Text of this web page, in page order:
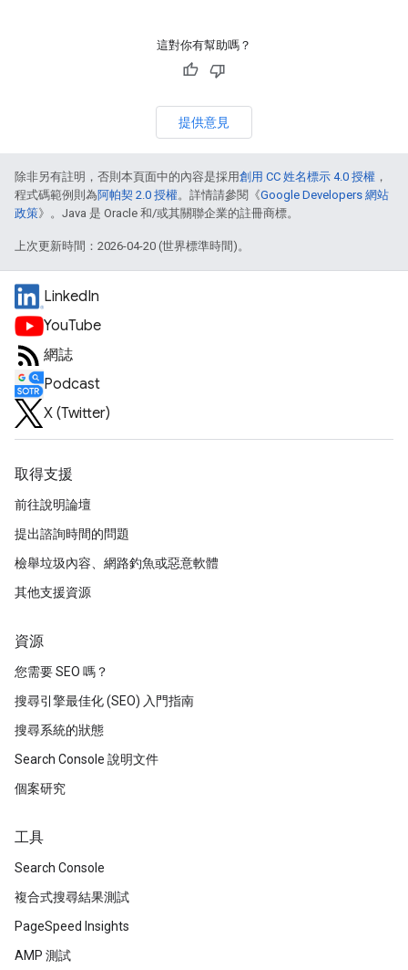
這對你有幫助嗎？
提供意見
除非另有註明，否則本頁面中的內容是採用創用 CC 姓名標示 4.0 授權 ，
程式碼範例則為阿帕契 2.0 授權。詳情請參閱《Google Developers 網站
政策》。Java 是 Oracle 和/或其關聯企業的註冊商標。
上次更新時間：2026-04-20 (世界標準時間)。
LinkedIn
YouTube
網誌
Podcast
X (Twitter)
取得支援
前往說明論壇
提出諮詢時間的問題
檢舉垃圾內容、網路釣魚或惡意軟體
其他支援資源
資源
您需要 SEO 嗎？
搜尋引擎最佳化 (SEO) 入門指南
搜尋系統的狀態
Search Console 說明文件
個案研究
工具
Search Console
複合式搜尋結果測試
PageSpeed Insights
AMP 測試